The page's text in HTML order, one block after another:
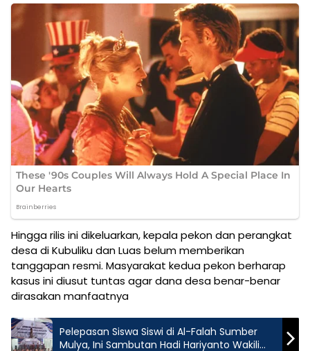
Hingga rilis ini dikeluarkan, kepala pekon dan perangkat
desa di Kubuliku dan Luas belum memberikan
tanggapan resmi. Masyarakat kedua pekon berharap
kasus ini diusut tuntas agar dana desa benar-benar
dirasakan manfaatnya
Pelepasan Siswa Siswi di Al-Falah Sumber
Mulya, Ini Sambutan Hadi Hariyanto Wakili